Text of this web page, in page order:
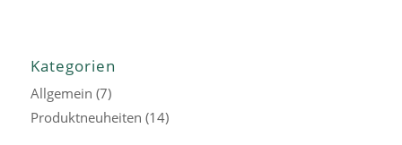
Kategorien
Allgemein (7)
Produktneuheiten (14)